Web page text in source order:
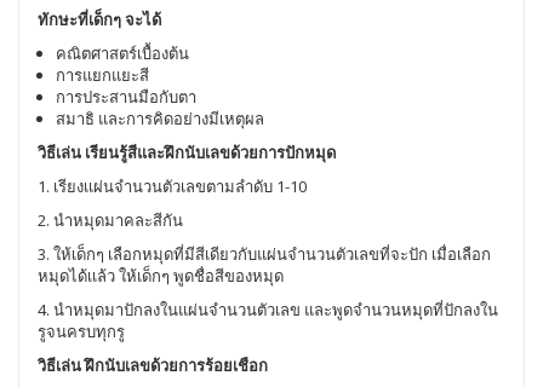
ทักษะที่เด็กๆ จะได้
คณิตศาสตร์เบื้องต้น
การแยกแยะสี
การประสานมือกับตา
สมาธิ และการคิดอย่างมีเหตุผล
วิธีเล่น เรียนรู้สีและฝึกนับเลขด้วยการปักหมุด
1. เรียงเเผ่นจำนวนตัวเลขตามลำดับ 1-10
2. นำหมุดมาคละสีกัน
3. ให้เด็กๆ เลือกหมุดที่มีสีเดียวกับแผ่นจำนวนตัวเลขที่จะปัก เมื่อเลือก
หมุดได้เเล้ว ให้เด็กๆ พูดชื่อสีของหมุด
4. นำหมุดมาปักลงในแผ่นจำนวนตัวเลข และพูดจำนวนหมุดที่ปักลงใน
รูจนครบทุกรู
วิธีเล่น ฝึกนับเลขด้วยการร้อยเชือก